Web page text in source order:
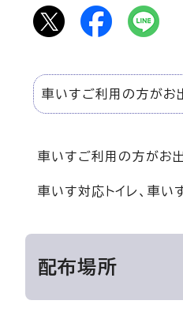
車いすご利用の方がお
車いすご利用の方がお出
車いす対応トイレ、車い
配布場所